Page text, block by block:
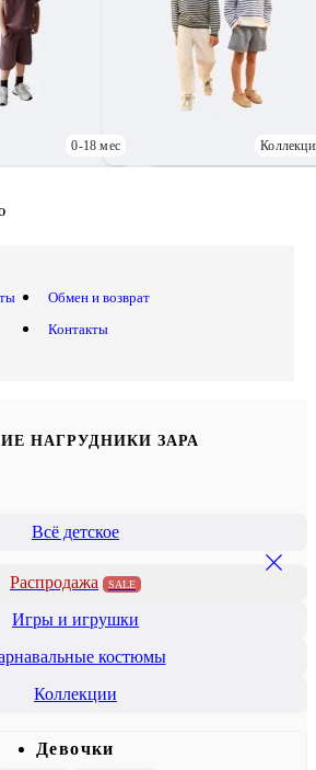
0-18 мес
Обмен и возврат
Контакты
НАГРУДНИКИ ЗАРА
Всё детское
Распродажа SALE
Игры и игрушки
костюмы
Коллекции
Девочки